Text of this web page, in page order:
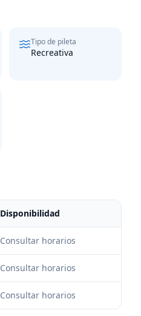
Tipo de pileta
Recreativa
Disponibilidad
Consultar horarios
Consultar horarios
Consultar horarios